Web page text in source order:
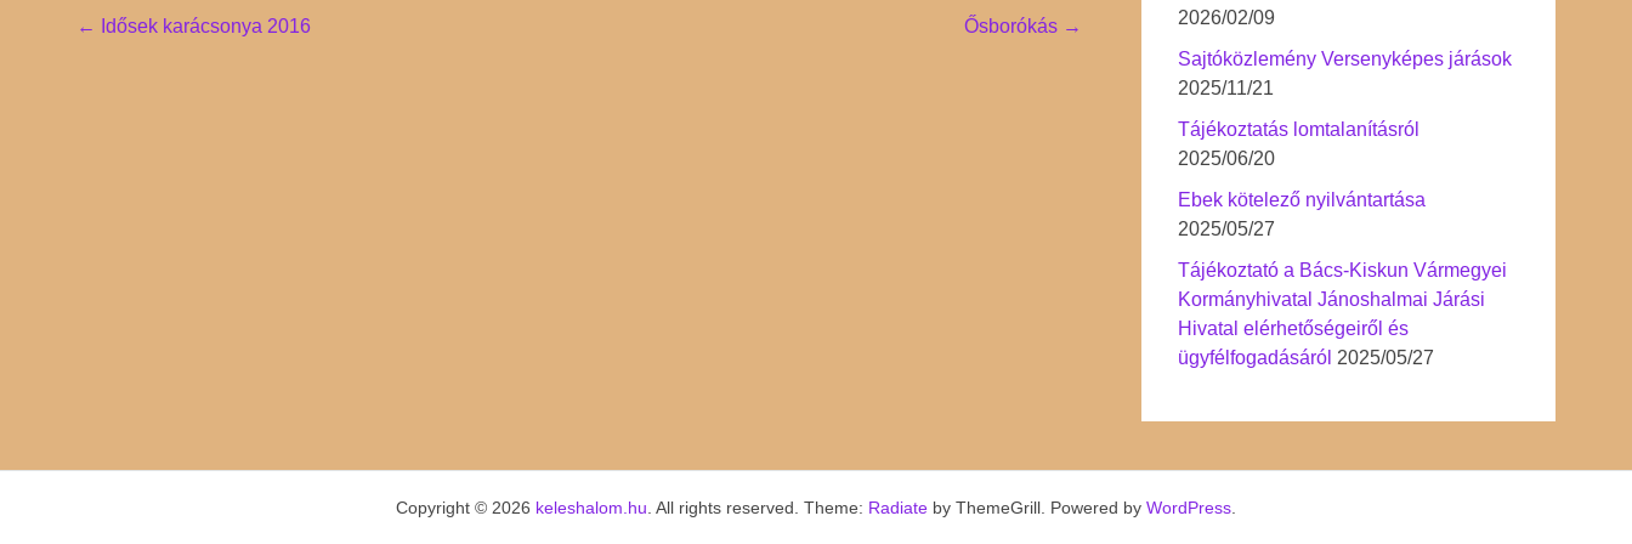
Post
← Idősek karácsonya 2016 Ősborókás →
2026/02/09
Sajtóközlemény Versenyképes járások
2025/11/21
Tájékoztatás lomtalanításról
2025/06/20
Ebek kötelező nyilvántartása
2025/05/27
Tájékoztató a Bács-Kiskun Vármegyei
Kormányhivatal Jánoshalmai Járási
Hivatal elérhetőségeiről és
ügyfélfogadásáról 2025/05/27
Copyright © 2026 keleshalom.hu . All rights reserved. Theme: Radiate by ThemeGrill. Powered by WordPress